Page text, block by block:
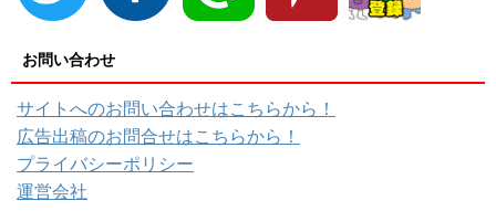
お問い合わせ
サイトへのお問い合わせはこちらから！
広告出稿のお問合せはこちらから！
プライバシーポリシー
運営会社